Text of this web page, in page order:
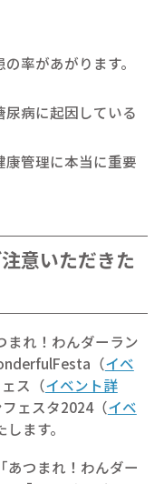
率があがります。
病に起因している
管理に本当に重要
意いただきた
まれ！わんダーラン
（イベ
ス（イベント詳
ェスタ2024（イベ
ます。
あつまれ！わんダー